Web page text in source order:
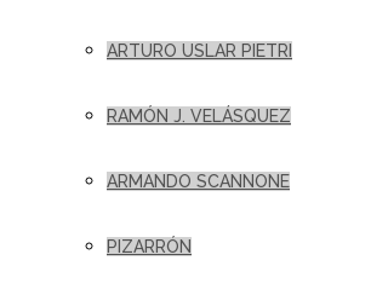
ARTURO USLAR PIETRI
RAMÓN J. VELÁSQUEZ
ARMANDO SCANNONE
PIZARRÓN